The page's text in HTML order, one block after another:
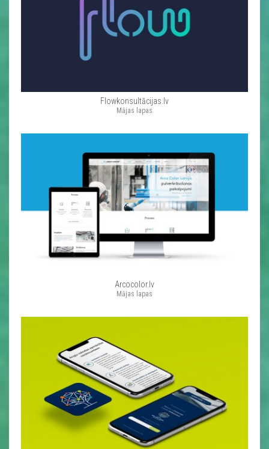
Flowkonsultācijas.lv
Mājas lapas
Arcocolor.lv
Mājas lapas